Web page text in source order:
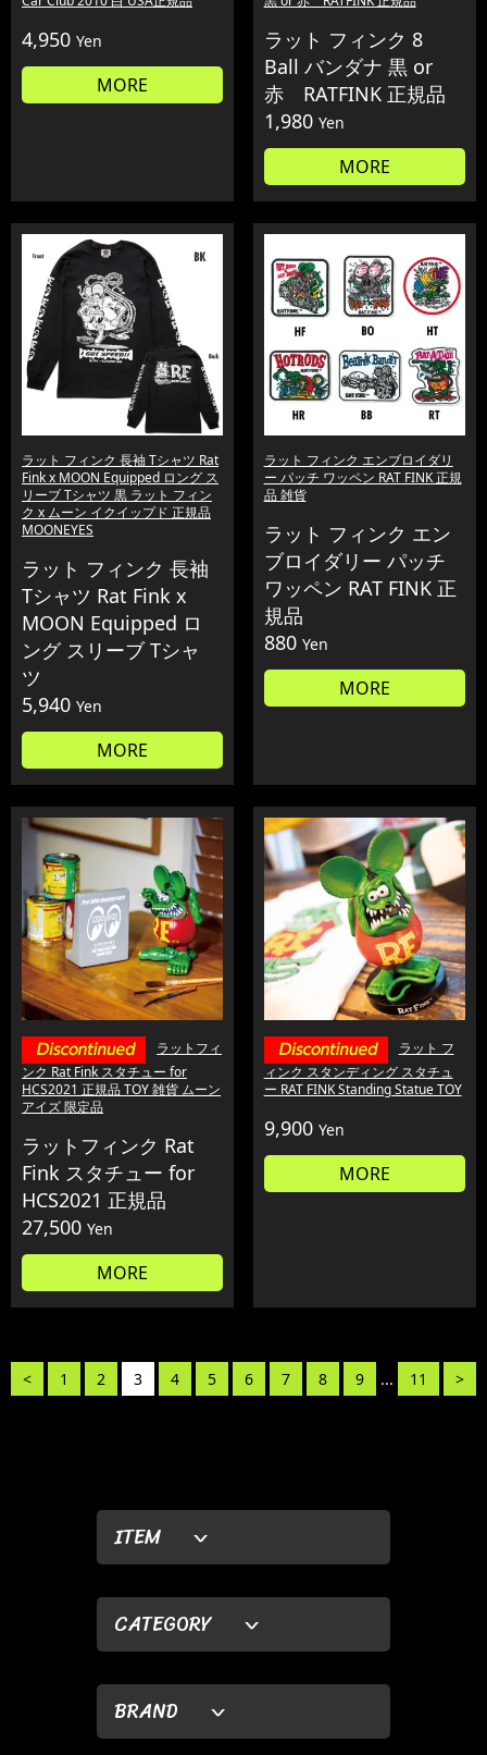
ITEM
CATEGORY
BRAND
4,950 Yen
MORE
ラット フィンク 8
Ball バンダナ 黒 or
赤 RATFINK 正規品
1,980 Yen
MORE
ラット フィンク 長袖 Tシャツ Rat
Fink x MOON Equipped ロング ス
リーブ Tシャツ 黒 ラット フィン
ク x ムーン イクイップド 正規品
MOONEYES
ラット フィンク 長袖
Tシャツ Rat Fink x
MOON Equipped ロ
ング スリーブ Tシャ
ツ
5,940 Yen
MORE
ラット フィンク エンブロイダリ
ー パッチ ワッペン RAT FINK 正規
品 雑貨
ラット フィンク エン
ブロイダリー パッチ
ワッペン RAT FINK 正
規品
880 Yen
MORE
ラットフィ
ンク Rat Fink スタチュー for
HCS2021 正規品 TOY 雑貨 ムーン
アイズ 限定品
ラットフィンク Rat
Fink スタチュー for
HCS2021 正規品
27,500 Yen
MORE
ラット フ
ィンク スタンディング スタチュ
ー RAT FINK Standing Statue TOY
9,900 Yen
MORE
< 1 2 3 4 5 6 7 8 9 ... 11 >